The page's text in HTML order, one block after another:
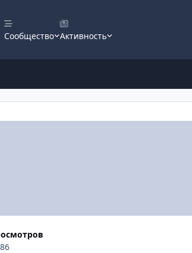
Сообщество Активность